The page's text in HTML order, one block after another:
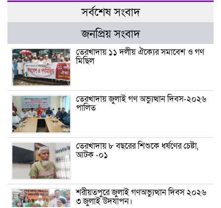
সর্বশেষ সংবাদ
জনপ্রিয় সংবাদ
তেরখাদায় ১১ দলীয় ঐক্যের সমাবেশ ও গণ
মিছিল
তেরখাদায় জুলাই গণ অভ্যুত্থান দিবস-২০২৬
পালিত
তেরখাদায় ৮ বছরের শিশুকে ধর্ষণের চেষ্টা,
আটক -০১
শরীয়তপুরে জুলাই গণঅভ্যুত্থান দিবস ২০২৬
৩ জুলাই উদযাপন।